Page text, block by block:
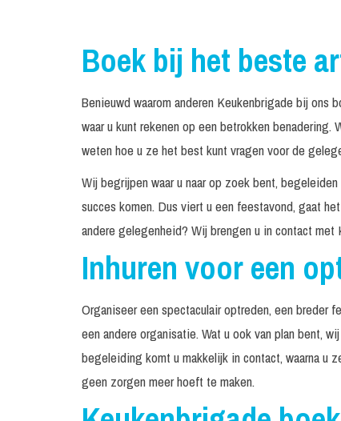
Boek bij het beste
Benieuwd waarom anderen Keukenbrigade bij ons
waar u kunt rekenen op een betrokken
weten hoe u ze het best kunt vragen voor de
Wij begrijpen waar u naar op zoek bent,
succes komen. Dus viert u een feestavond, gaat
andere gelegenheid? Wij brengen u in contact
Inhuren voor een
Organiseer een spectaculair optreden, een
een andere organisatie. Wat u ook van plan bent,
begeleiding komt u makkelijk in contact, waarna u
geen zorgen meer hoeft te maken.